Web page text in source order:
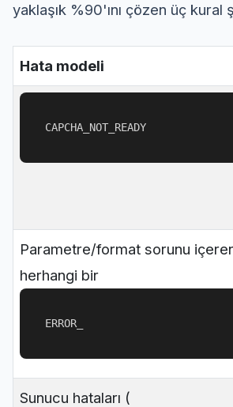
yaklaşık %90'ını çözen üç kural
Hata modeli
CAPCHA_NOT_READY
Parametre/format sorunu
herhangi bir
ERROR_
Sunucu hataları (